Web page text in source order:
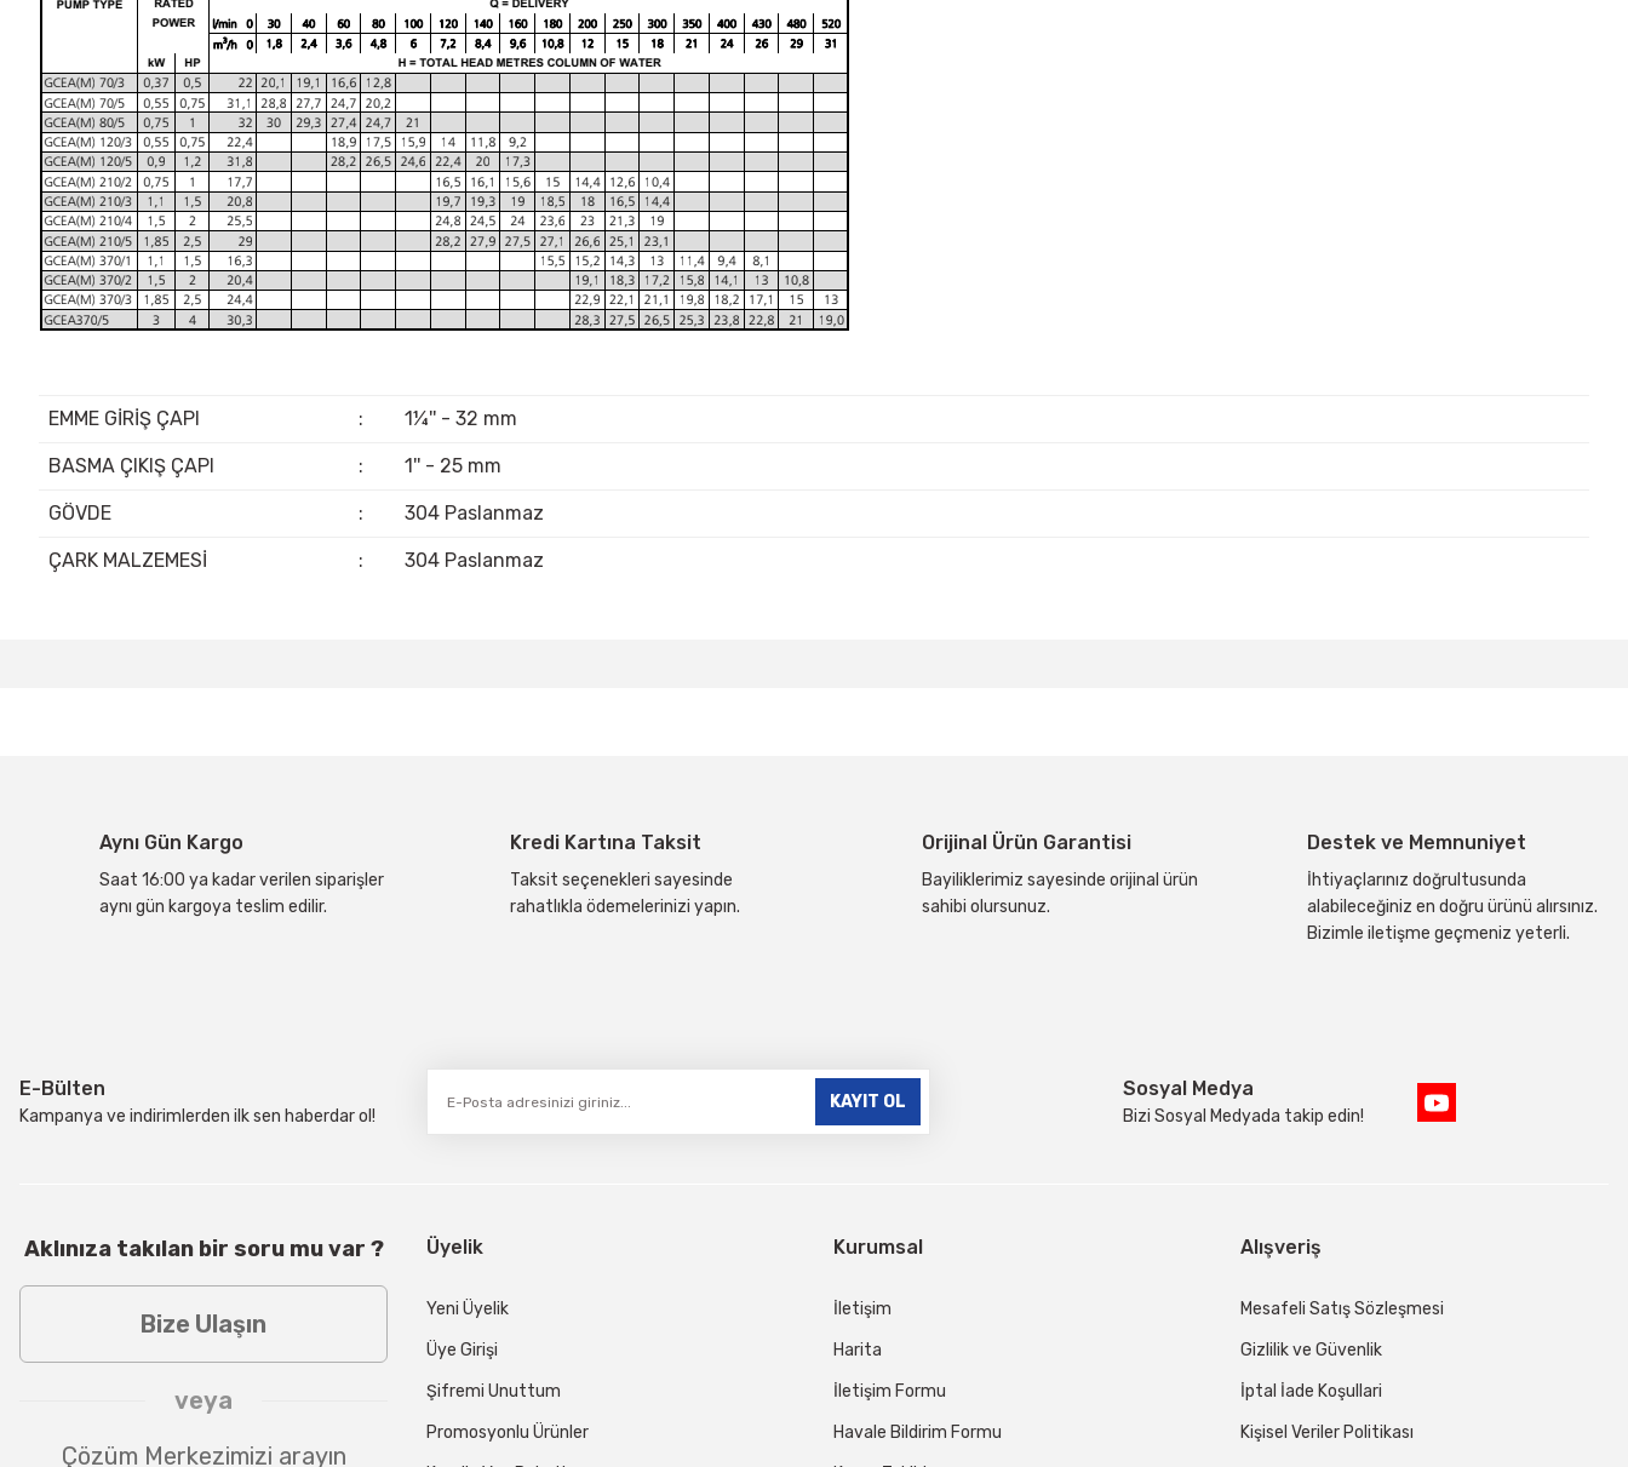
EMME GİRİŞ ÇAPI : 1¼'' - 32 mm
BASMA ÇIKIŞ ÇAPI : 1'' - 25 mm
GÖVDE : 304 Paslanmaz
ÇARK MALZEMESİ : 304 Paslanmaz
Ürün fiyatı diğer sitelerden daha pahalı.
Bu ürüne benzer farklı alternatifler olmalı.
Aynı Gün Kargo
Saat 16:00 ya kadar verilen siparişler
aynı gün kargoya teslim edilir.
Kredi Kartına Taksit
Taksit seçenekleri sayesinde
rahatlıkla ödemelerinizi yapın.
Orijinal Ürün Garantisi
Bayiliklerimiz sayesinde orijinal ürün
sahibi olursunuz.
Destek ve Memnuniyet
İhtiyaçlarınız doğrultusunda
alabileceğiniz en doğru ürünü alırsınız.
Bizimle iletişme geçmeniz yeterli.
E-Bülten
Kampanya ve indirimlerden ilk sen haberdar ol!
KAYIT OL
Sosyal Medya
Bizi Sosyal Medyada takip edin!
Aklınıza takılan bir soru mu var ?
Bize Ulaşın
veya
Çözüm Merkezimizi arayın
Üyelik
Yeni Üyelik
Üye Girişi
Şifremi Unuttum
Promosyonlu Ürünler
Kurumsal
İletişim
Harita
İletişim Formu
Havale Bildirim Formu
Alışveriş
Mesafeli Satış Sözleşmesi
Gizlilik ve Güvenlik
İptal İade Koşullari
Kişisel Veriler Politikası